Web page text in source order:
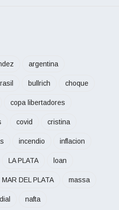
argentina
bullrich choque
copa libertadores
covid cristina
incendio inflacion
LA PLATA loan
MAR DEL PLATA massa
nafta